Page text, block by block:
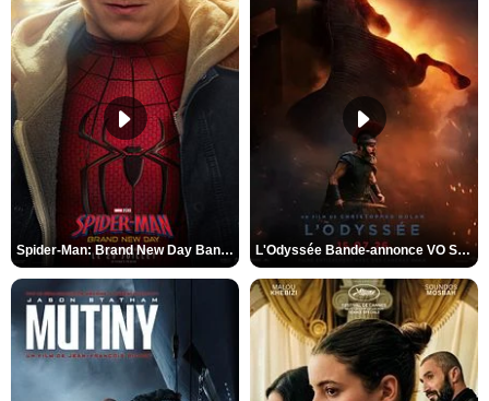
Spider-Man: Brand New Day Bande-annonce VO STFR L'Odyssée Bande-annonce VO STFR